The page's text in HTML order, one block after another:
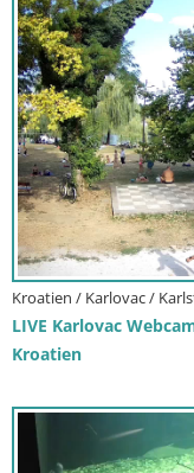
Kroatien / Karlovac /
LIVE Karlovac
Kroatien